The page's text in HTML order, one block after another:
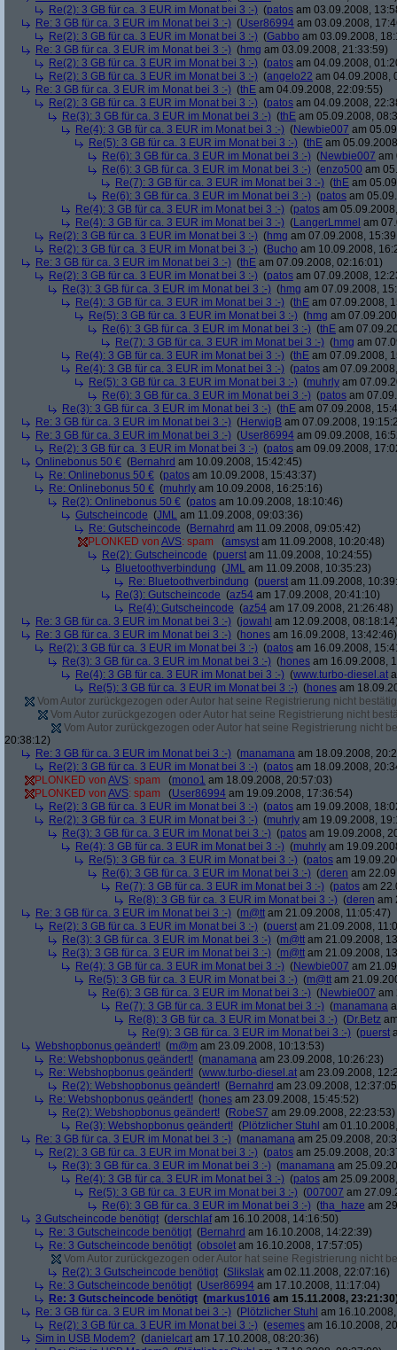
Re(2): 3 GB für ca. 3 EUR im Monat bei 3 :-) (patos am 03.09.2008,
Re: 3 GB für ca. 3 EUR im Monat bei 3 :-) (User86994 am 03.09.2008,
Re(2): 3 GB für ca. 3 EUR im Monat bei 3 :-) (Gabbo am 03.09.2008,
Re: 3 GB für ca. 3 EUR im Monat bei 3 :-) (hmg am 03.09.2008, 21:33:59)
Re(2): 3 GB für ca. 3 EUR im Monat bei 3 :-) (patos am 04.09.2008,
Re(2): 3 GB für ca. 3 EUR im Monat bei 3 :-) (angelo22 am 04.09.2008,
Re: 3 GB für ca. 3 EUR im Monat bei 3 :-) (thE am 04.09.2008, 22:09:55)
Re(2): 3 GB für ca. 3 EUR im Monat bei 3 :-) (patos am 04.09.2008,
Re(3): 3 GB für ca. 3 EUR im Monat bei 3 :-) (thE am 05.09.2008,
Re(4): 3 GB für ca. 3 EUR im Monat bei 3 :-) (Newbie007 am
Re(5): 3 GB für ca. 3 EUR im Monat bei 3 :-) (thE am
Re(6): 3 GB für ca. 3 EUR im Monat bei 3 :-) (Newbie007 am
Re(6): 3 GB für ca. 3 EUR im Monat bei 3 :-) (enzo500 am
Re(7): 3 GB für ca. 3 EUR im Monat bei 3 :-) (thE am
Re(6): 3 GB für ca. 3 EUR im Monat bei 3 :-) (patos am
Re(4): 3 GB für ca. 3 EUR im Monat bei 3 :-) (patos am
Re(4): 3 GB für ca. 3 EUR im Monat bei 3 :-) (LangerLmmel am
Re(2): 3 GB für ca. 3 EUR im Monat bei 3 :-) (hmg am 07.09.2008,
Re(2): 3 GB für ca. 3 EUR im Monat bei 3 :-) (Bucho am 10.09.2008,
Re: 3 GB für ca. 3 EUR im Monat bei 3 :-) (thE am 07.09.2008, 02:16:01)
Re(2): 3 GB für ca. 3 EUR im Monat bei 3 :-) (patos am 07.09.2008,
Re(3): 3 GB für ca. 3 EUR im Monat bei 3 :-) (hmg am 07.09.2008,
Re(4): 3 GB für ca. 3 EUR im Monat bei 3 :-) (thE am 07.09.2008,
Re(5): 3 GB für ca. 3 EUR im Monat bei 3 :-) (hmg am
Re(6): 3 GB für ca. 3 EUR im Monat bei 3 :-) (thE am
Re(7): 3 GB für ca. 3 EUR im Monat bei 3 :-) (hmg am
Re(4): 3 GB für ca. 3 EUR im Monat bei 3 :-) (thE am 07.09.2008,
Re(4): 3 GB für ca. 3 EUR im Monat bei 3 :-) (patos am
Re(5): 3 GB für ca. 3 EUR im Monat bei 3 :-) (muhrly am
Re(6): 3 GB für ca. 3 EUR im Monat bei 3 :-) (patos am
Re(3): 3 GB für ca. 3 EUR im Monat bei 3 :-) (thE am 07.09.2008,
Re: 3 GB für ca. 3 EUR im Monat bei 3 :-) (HerwigB am 07.09.2008,
Re: 3 GB für ca. 3 EUR im Monat bei 3 :-) (User86994 am 09.09.2008,
Re(2): 3 GB für ca. 3 EUR im Monat bei 3 :-) (patos am 09.09.2008,
Onlinebonus 50 € (Bernahrd am 10.09.2008, 15:42:45)
Re: Onlinebonus 50 € (patos am 10.09.2008, 15:43:37)
Re: Onlinebonus 50 € (muhrly am 10.09.2008, 16:25:16)
Re(2): Onlinebonus 50 € (patos am 10.09.2008, 18:10:46)
Gutscheincode (JML am 11.09.2008, 09:03:36)
Re: Gutscheincode (Bernahrd am 11.09.2008, 09:05:42)
PLONKED von AVS: spam (amsyst am 11.09.2008, 10:20:48)
Re(2): Gutscheincode (puerst am 11.09.2008, 10:24:55)
Bluetoothverbindung (JML am 11.09.2008, 10:35:23)
Re: Bluetoothverbindung (puerst am 11.09.2008,
Re(3): Gutscheincode (az54 am 17.09.2008, 20:41:10)
Re(4): Gutscheincode (az54 am 17.09.2008, 21:26:48)
Re: 3 GB für ca. 3 EUR im Monat bei 3 :-) (jowahl am 12.09.2008,
Re: 3 GB für ca. 3 EUR im Monat bei 3 :-) (hones am 16.09.2008, 13:42:46)
Re(2): 3 GB für ca. 3 EUR im Monat bei 3 :-) (patos am 16.09.2008,
Re(3): 3 GB für ca. 3 EUR im Monat bei 3 :-) (hones am 16.09.2008,
Re(4): 3 GB für ca. 3 EUR im Monat bei 3 :-) (www.turbo-diesel.at
Re(5): 3 GB für ca. 3 EUR im Monat bei 3 :-) (hones am
Vom Autor zurückgezogen oder Autor hat seine Registrierung nicht
Vom Autor zurückgezogen oder Autor hat seine Registrierung nicht
Vom Autor zurückgezogen oder Autor hat seine Registrierung nicht
20:38:12)
Re: 3 GB für ca. 3 EUR im Monat bei 3 :-) (manamana am 18.09.2008,
Re(2): 3 GB für ca. 3 EUR im Monat bei 3 :-) (patos am 18.09.2008,
PLONKED von AVS: spam (mono1 am 18.09.2008, 20:57:03)
PLONKED von AVS: spam (User86994 am 19.09.2008, 17:36:54)
Re(2): 3 GB für ca. 3 EUR im Monat bei 3 :-) (patos am 19.09.2008,
Re(2): 3 GB für ca. 3 EUR im Monat bei 3 :-) (muhrly am 19.09.2008,
Re(3): 3 GB für ca. 3 EUR im Monat bei 3 :-) (patos am 19.09.2008,
Re(4): 3 GB für ca. 3 EUR im Monat bei 3 :-) (muhrly am
Re(5): 3 GB für ca. 3 EUR im Monat bei 3 :-) (patos am
Re(6): 3 GB für ca. 3 EUR im Monat bei 3 :-) (deren am
Re(7): 3 GB für ca. 3 EUR im Monat bei 3 :-) (patos am
Re(8): 3 GB für ca. 3 EUR im Monat bei 3 :-) (deren am
Re: 3 GB für ca. 3 EUR im Monat bei 3 :-) (m@tt am 21.09.2008, 11:05:47)
Re(2): 3 GB für ca. 3 EUR im Monat bei 3 :-) (puerst am 21.09.2008,
Re(3): 3 GB für ca. 3 EUR im Monat bei 3 :-) (m@tt am 21.09.2008,
Re(3): 3 GB für ca. 3 EUR im Monat bei 3 :-) (m@tt am 21.09.2008,
Re(4): 3 GB für ca. 3 EUR im Monat bei 3 :-) (Newbie007 am
Re(5): 3 GB für ca. 3 EUR im Monat bei 3 :-) (m@tt am
Re(6): 3 GB für ca. 3 EUR im Monat bei 3 :-) (Newbie007 am
Re(7): 3 GB für ca. 3 EUR im Monat bei 3 :-) (manamana
Re(8): 3 GB für ca. 3 EUR im Monat bei 3 :-) (Dr.Betz
Re(9): 3 GB für ca. 3 EUR im Monat bei 3 :-) (puerst
Webshopbonus geändert! (m@m am 23.09.2008, 10:13:53)
Re: Webshopbonus geändert! (manamana am 23.09.2008, 10:26:23)
Re: Webshopbonus geändert! (www.turbo-diesel.at am 23.09.2008,
Re(2): Webshopbonus geändert! (Bernahrd am 23.09.2008,
Re: Webshopbonus geändert! (hones am 23.09.2008, 15:45:52)
Re(2): Webshopbonus geändert! (RobeS7 am 29.09.2008, 22:23:53)
Re(3): Webshopbonus geändert! (Plötzlicher Stuhl am
Re: 3 GB für ca. 3 EUR im Monat bei 3 :-) (manamana am 25.09.2008,
Re(2): 3 GB für ca. 3 EUR im Monat bei 3 :-) (patos am 25.09.2008,
Re(3): 3 GB für ca. 3 EUR im Monat bei 3 :-) (manamana am
Re(4): 3 GB für ca. 3 EUR im Monat bei 3 :-) (patos am
Re(5): 3 GB für ca. 3 EUR im Monat bei 3 :-) (007007 am
Re(6): 3 GB für ca. 3 EUR im Monat bei 3 :-) (tha_haze am
3 Gutscheincode benötigt (derschlafam 16.10.2008, 14:16:50)
Re: 3 Gutscheincode benötigt (Bernahrd am 16.10.2008, 14:22:39)
Re: 3 Gutscheincode benötigt (obsolet am 16.10.2008, 17:57:05)
Vom Autor zurückgezogen oder Autor hat seine Registrierung nicht
Re(2): 3 Gutscheincode benötigt (Slikslak am 02.11.2008, 22:07:16)
Re: 3 Gutscheincode benötigt (User86994 am 17.10.2008, 11:17:04)
Re: 3 Gutscheincode benötigt (markus1016 am 15.11.2008,
Re: 3 GB für ca. 3 EUR im Monat bei 3 :-) (Plötzlicher Stuhl am
Re(2): 3 GB für ca. 3 EUR im Monat bei 3 :-) (esemes am 16.10.2008,
Sim in USB Modem? (danielcart am 17.10.2008, 08:20:36)